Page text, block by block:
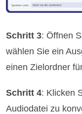
Schritt 3: Öffnen
wählen Sie ein
einen Zielordner
Schritt 4: Klicken
Audiodatei zu